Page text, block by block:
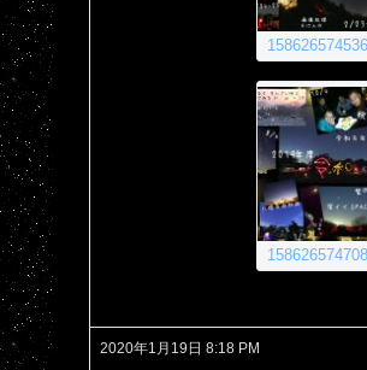
2020年1月19日 8:18 PM